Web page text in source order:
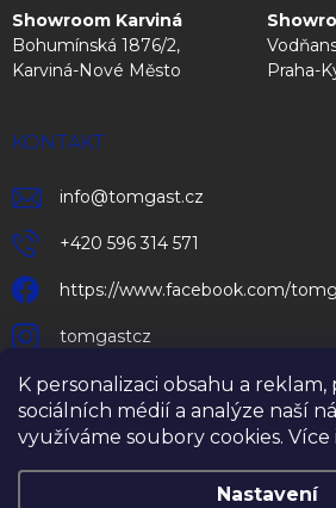
K personalizaci obsahu a
sociálních médií a analýze naší
využíváme soubory cookies.
Nastavení
Showroom Karviná
Bohumínská 1876/2,
Karviná-Nové Město
Praha-
KONTAKT
info@tomgast.cz
+420 596 314 571
https://www.facebook.com/
tomgastcz